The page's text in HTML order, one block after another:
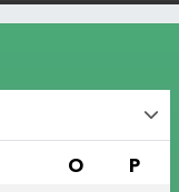
O P